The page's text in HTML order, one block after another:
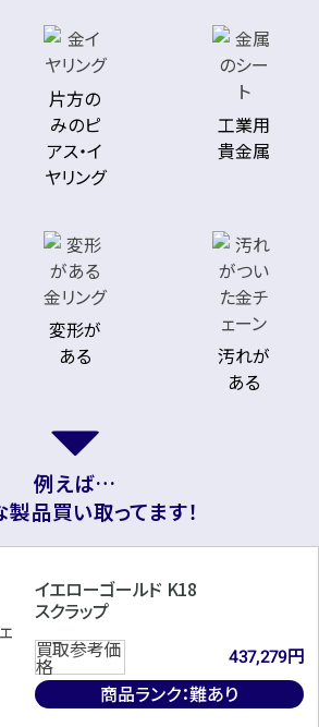
グ（指
買取参考価格 893,700
宝石・ジュエリー
ダイヤモンドリング（指
円
グ（指
Pt900×ダイヤモンドリング
買取参考価格
宝石・ジュエリー
ダイヤモンドリング（指
店舗買取
片方の
みのピ
アス・イ
ヤリング
工業用
貴金属
変形が
ある
汚れが
ある
例えば…
製品買い取ってます！
イエローゴールド K18
スクラップ
買取参考価
格 437,279円
商品ランク：難あり